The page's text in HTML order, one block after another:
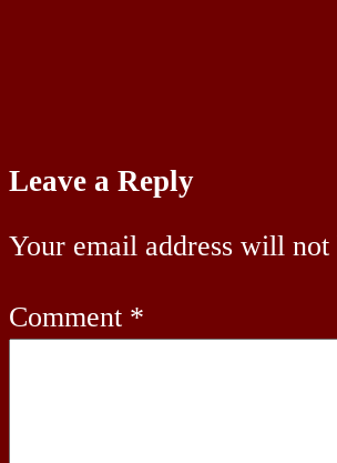
Leave a Reply
Your email address will not
Comment *